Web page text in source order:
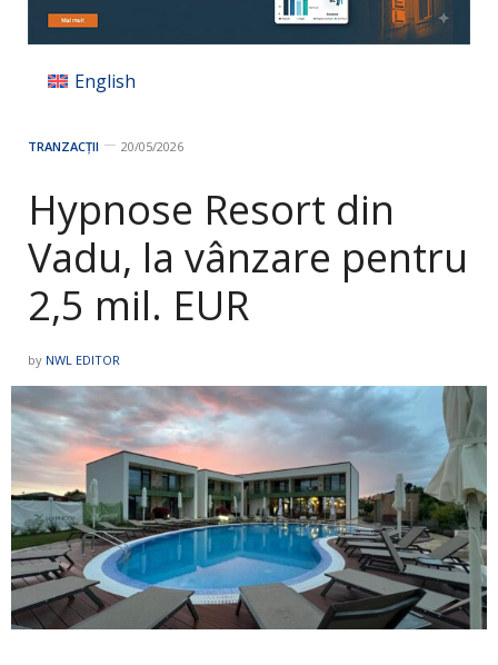
English
TRANZACȚII 20/05/2026
Hypnose Resort din
Vadu, la vânzare pentru
2,5 mil. EUR
by NWL EDITOR